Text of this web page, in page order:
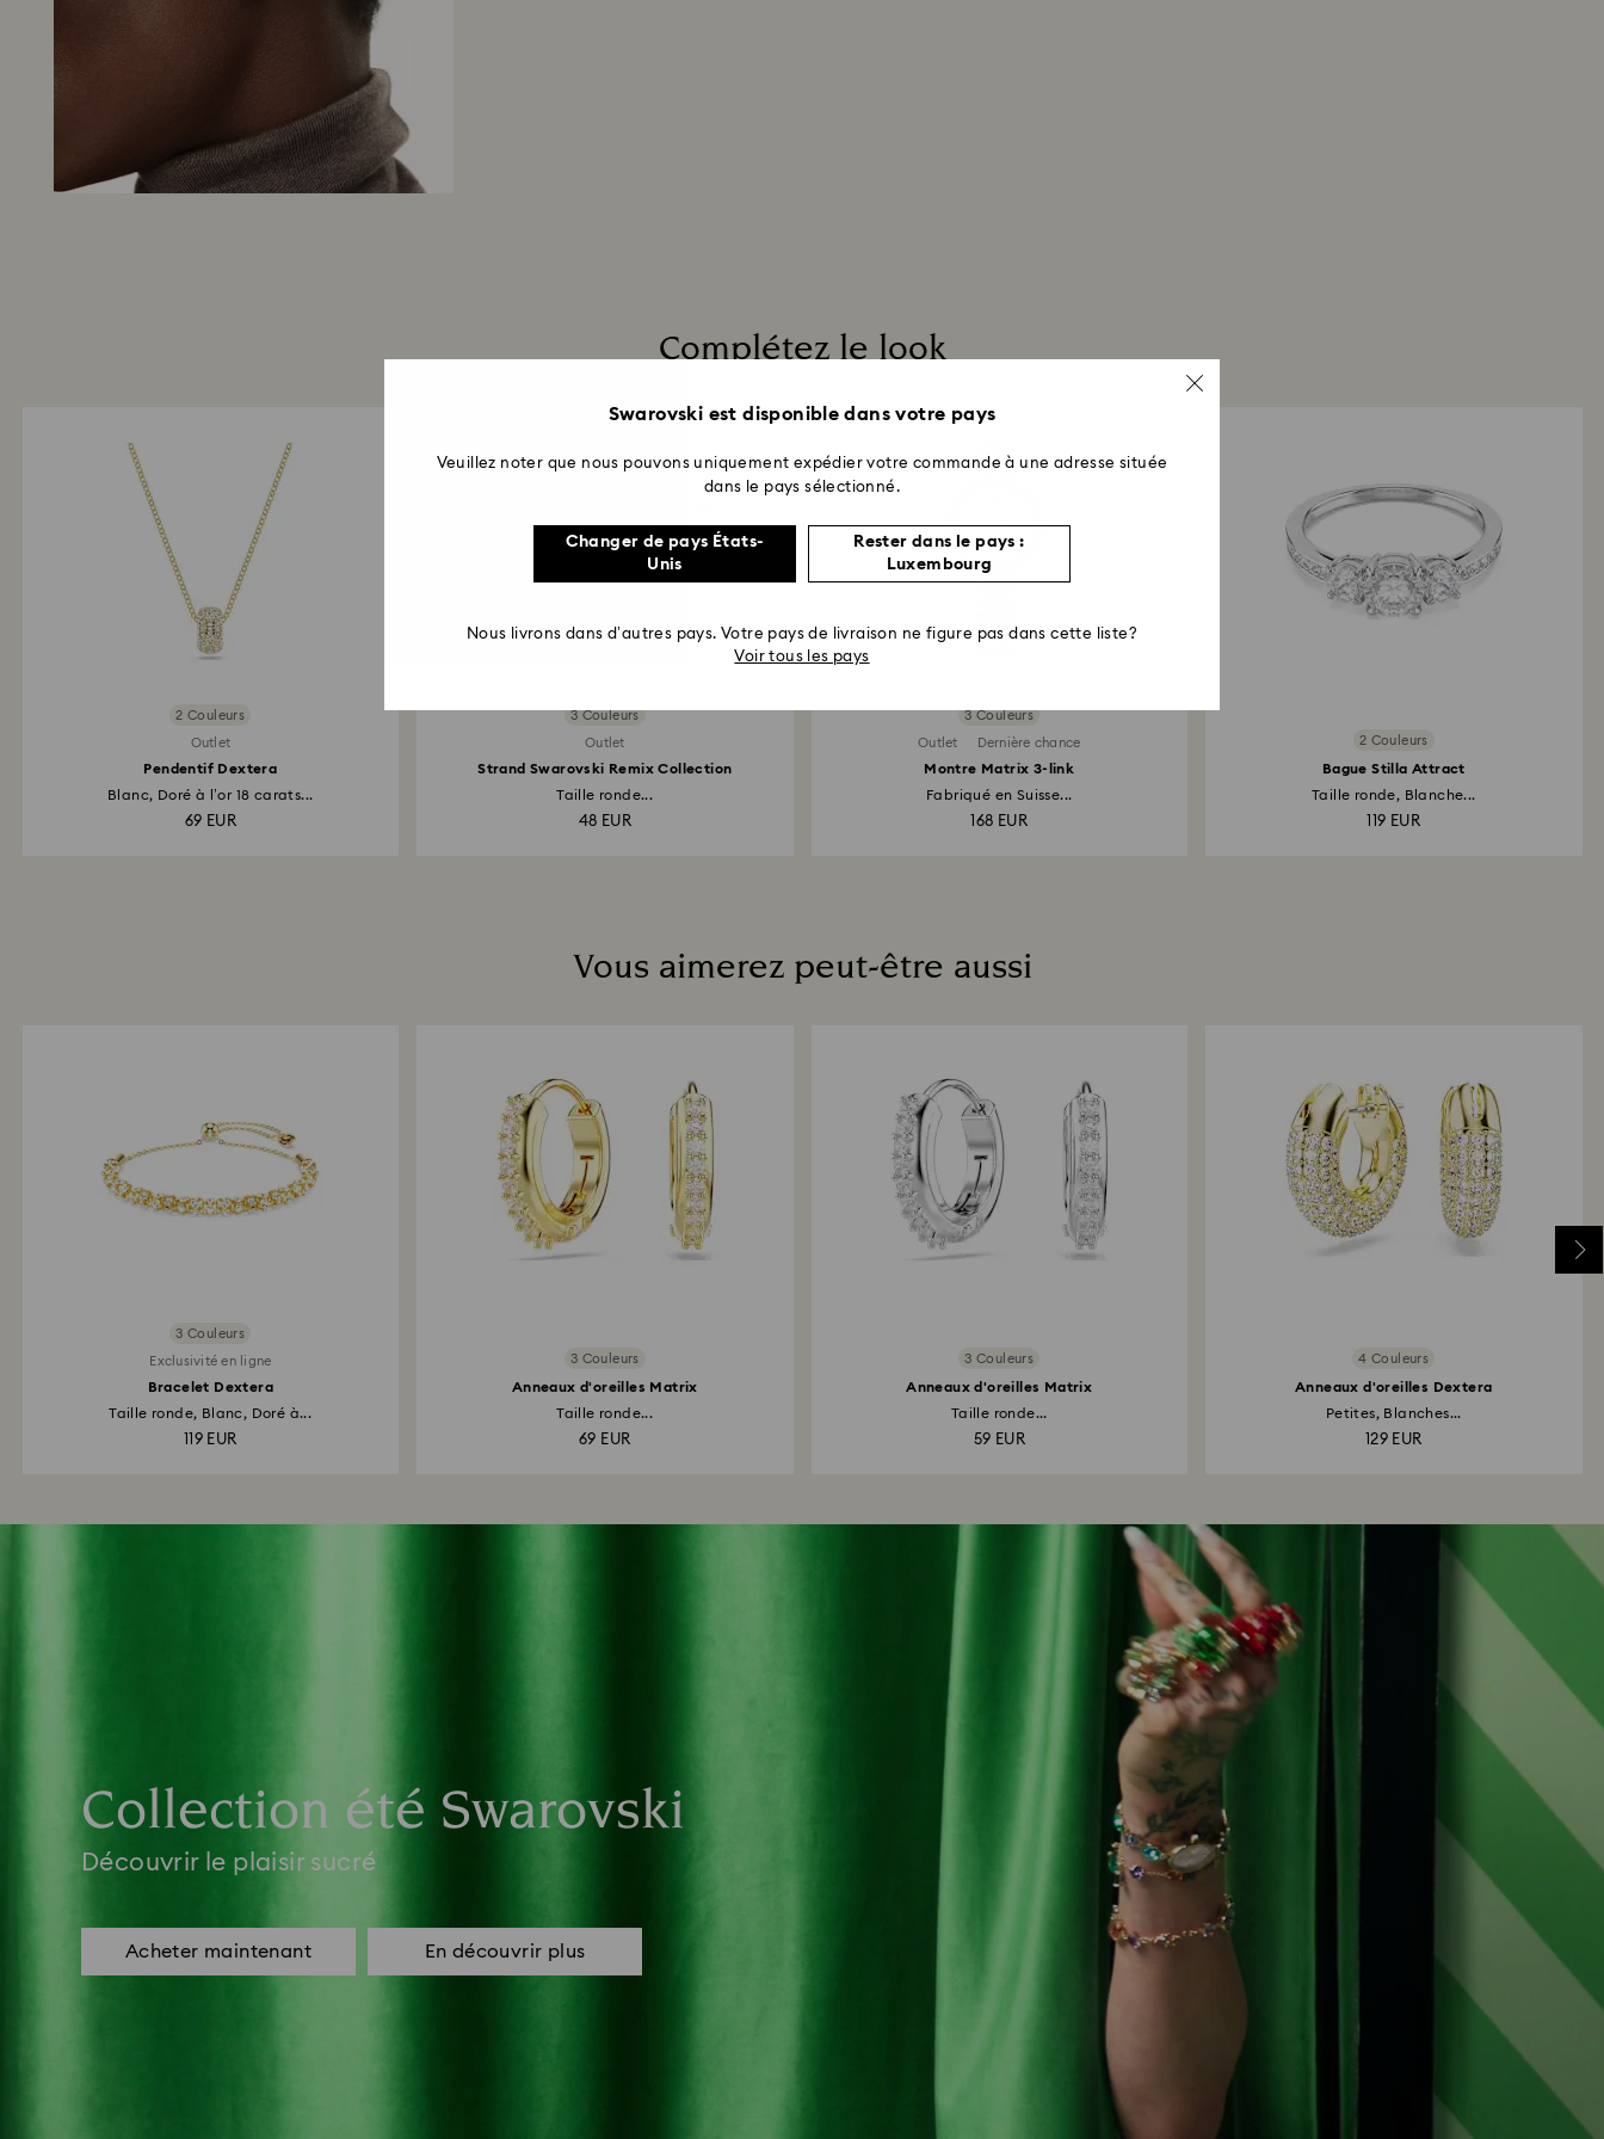
Complétez le look
2 Couleurs
Outlet
Pendentif Dextera
Blanc, Doré à l’or 18 carats...
69 EUR
3 Couleurs
Outlet
Strand Swarovski Remix Collection
Taille ronde...
48 EUR
3 Couleurs
Outlet Dernière chance
Montre Matrix 3-link
Fabriqué en Suisse...
168 EUR
2 Couleurs
Bague Stilla Attract
Taille ronde, Blanche...
119 EUR
Vous aimerez peut-être aussi
3 Couleurs
Exclusivité en ligne
Bracelet Dextera
Taille ronde, Blanc, Doré à...
119 EUR
3 Couleurs
Anneaux d'oreilles Matrix
Taille ronde...
69 EUR
3 Couleurs
Anneaux d'oreilles Matrix
Taille ronde...
59 EUR
4 Couleurs
Anneaux d'oreilles Dextera
Petites, Blanches...
129 EUR
Collection été Swarovski
Découvrir le plaisir sucré
Acheter maintenant En découvrir plus
Swarovski est disponible dans votre pays
Veuillez noter que nous pouvons uniquement expédier votre commande à une adresse située
dans le pays sélectionné.
Changer de pays États-
Unis
Rester dans le pays :
Luxembourg
Nous livrons dans d’autres pays. Votre pays de livraison ne figure pas dans cette liste?
Voir tous les pays